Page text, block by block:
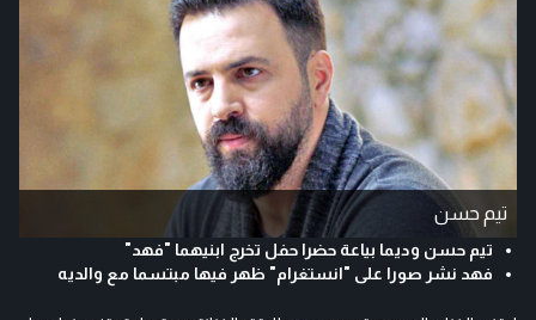
تيم حسن
تيم حسن وديما بياعة حضرا حفل تخرج ابنيهما "فهد"
فهد نشر صورا على "انستغرام" ظهر فيها مبتسما مع والديه